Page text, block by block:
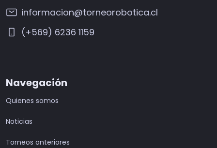
informacion@torneorobotica.cl
(+569) 6236 1159
Navegación
Quienes somos
Noticias
Torneos anteriores